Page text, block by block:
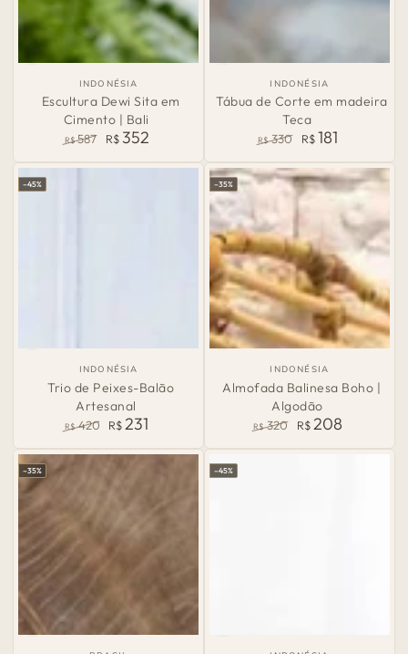
País
de
Origem:
INDONÉSIA
Escultura Dewi Sita em
Cimento | Bali
normal
R$ 587
de
R$352
País
de
Origem:
INDONÉSIA
Tábua de Corte em madeira
Teca
normal
R$ 330
de
venda
R$ 181
País
de
Origem:
INDONÉSIA
Trio de Peixes-Balão
Artesanal
normal
R$ 420
de
venda
R$ 231
–45%
País
de
Origem:
INDONÉSIA
Almofada Balinesa Boho |
Algodão
R$ 320 R$ 208
–35%
País
–35%
País
–45%